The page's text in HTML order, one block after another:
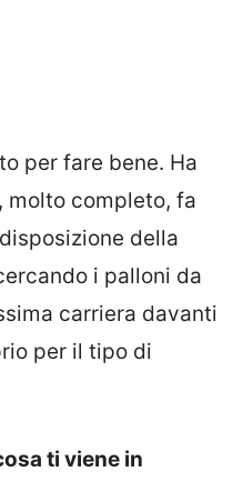
per fare bene. Ha
molto completo, fa
della
i palloni da
carriera davanti
per il tipo di
ti viene in